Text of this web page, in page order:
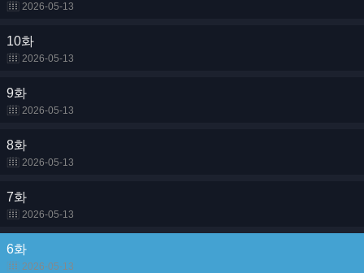
2026-05-13
10화
2026-05-13
9화
2026-05-13
8화
2026-05-13
7화
2026-05-13
6화
2026-05-13